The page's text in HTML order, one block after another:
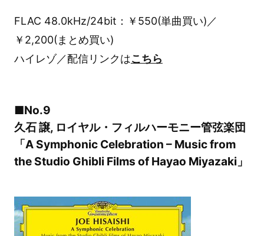
FLAC 48.0kHz/24bit：￥550(単曲買い)／
￥2,200(まとめ買い)
ハイレゾ／配信リンクはこちら
■No.9
久石 譲, ロイヤル・フィルハーモニー管弦楽団
「A Symphonic Celebration – Music from
the Studio Ghibli Films of Hayao Miyazaki」